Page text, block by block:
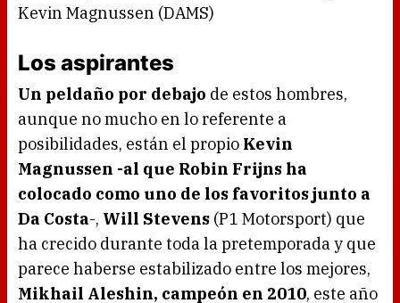
Kevin Magnussen (DAMS)
Los aspirantes
Un peldaño por debajo de estos hombres,
aunque no mucho en lo referente a
posibilidades, están el propio Kevin
Magnussen -al que Robin Frijns ha
colocado como uno de los favoritos junto a
Da Costa-, Will Stevens (P1 Motorsport) que
ha crecido durante toda la pretemporada y que
parece haberse estabilizado entre los mejores,
Mikhail Aleshin, campeón en 2010, este año